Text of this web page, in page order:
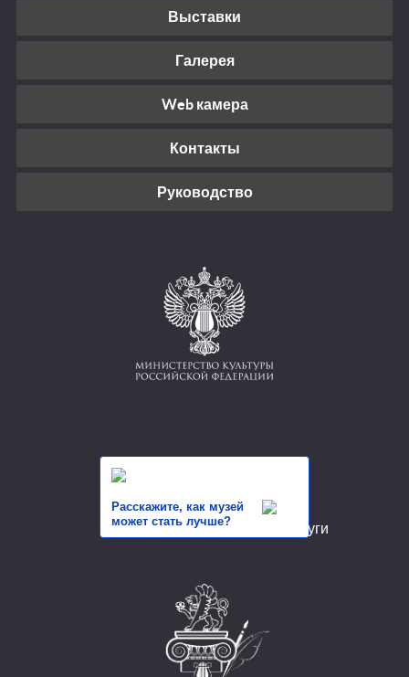
Выставки
Галерея
Web камера
Контакты
Руководство
Расскажите, как музей
может стать лучше?